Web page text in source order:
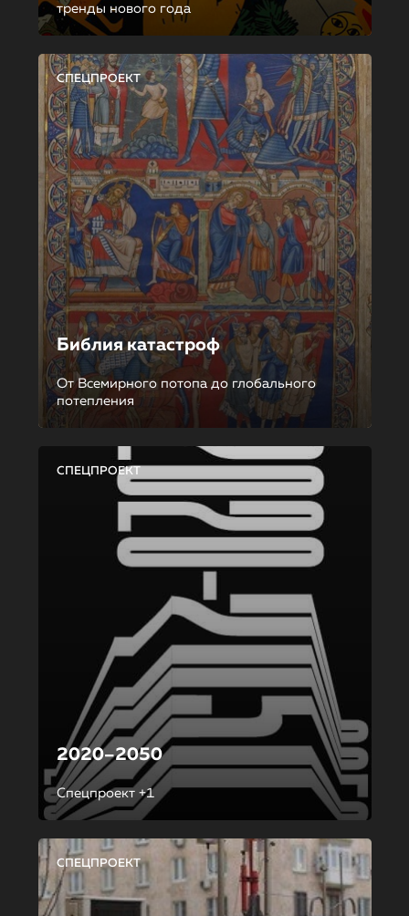
тренды нового года
СПЕЦПРОЕКТ
Библия катастроф
От Всемирного потопа до глобального
потепления
СПЕЦПРОЕКТ
2020–2050
Спецпроект +1
СПЕЦПРОЕКТ